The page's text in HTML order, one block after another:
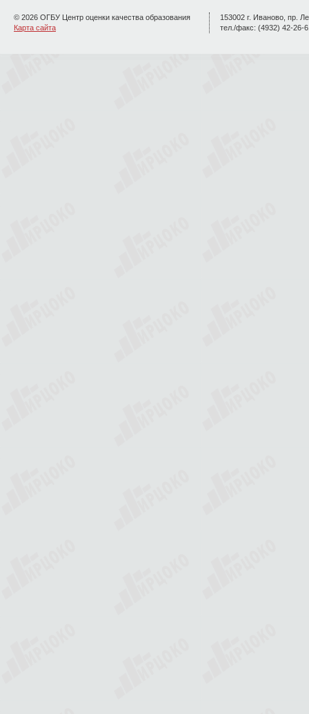
© 2026 ОГБУ Центр оценки качества образования
Карта сайта
153002 г. Иваново, пр.
тел./факс: (4932) 42-26-